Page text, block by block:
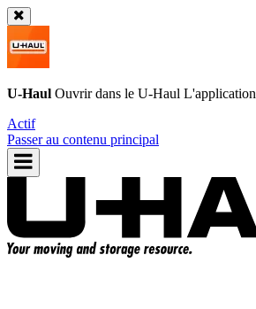
U-Haul Ouvrir dans le U-Haul L'application
Actif
Passer au contenu principal